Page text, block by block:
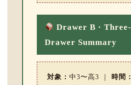
Drawer B · Three-
Drawer Summary
対象： 中3〜高3 ｜ 時間：